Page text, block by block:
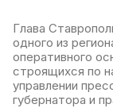
Глава
одного из
оперативного
строящихся по
управлении
губернатора и